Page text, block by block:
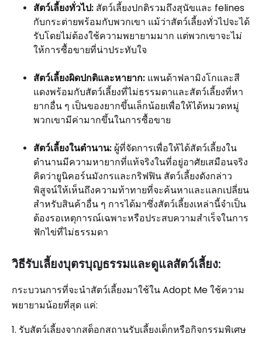
สัตว์เลี้ยงทั่วไป: สัตว์เลี้ยงปกติรวมถึงสุนัขและ felines
กับกระต่ายพร้อมกับพวกเขา แม้ว่าสัตว์เลี้ยงทั่วไปจะได้
รับโดยไม่ต้องใช้ความพยายามมาก แต่พวกเขาจะไม่
ให้การซื้อขายที่น่าประทับใจ
สัตว์เลี้ยงผิดปกติและหายาก: แพนด้าฟลามิงโกและสี
แดงพร้อมกับสัตว์เลี้ยงที่ไม่ธรรมดาและสัตว์เลี้ยงที่หา
ยากอื่น ๆ เป็นของยากขึ้นเล็กน้อยเพื่อให้ได้หมวดหมู่
พวกเขามีค่ามากขึ้นในการซื้อขาย
สัตว์เลี้ยงในตำนาน: ผู้ที่จัดการเพื่อให้ได้สัตว์เลี้ยงใน
ตำนานมีความหายากที่แท้จริงในที่อยู่อาศัยเสมือนจริง
คิดว่ายูนิคอร์นมังกรและกริฟฟิน สัตว์เลี้ยงดังกล่าว
พิสูจน์ให้เห็นถึงความท้าทายที่จะค้นหาและแลกเปลี่ยน
สำหรับสินค้าอื่น ๆ การได้มาซึ่งสัตว์เลี้ยงเหล่านี้จำเป็น
ต้องรอเหตุการณ์เฉพาะหรือประสบความสำเร็จในการ
ฟักไข่ที่ไม่ธรรมดา
วิธีรับเลี้ยงบุตรบุญธรรมและดูแลสัตว์เลี้ยง:
กระบวนการที่จะนำสัตว์เลี้ยงมาใช้ใน Adopt Me ใช้ความ
พยายามน้อยที่สุด แค่:
1. รับสัตว์เลี้ยงจากสต็อกสถานรับเลี้ยงเด็กหรือกิจกรรมพิเศษ